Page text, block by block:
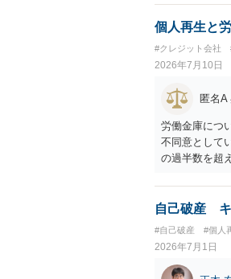
個人再生と
#クレジット会社
2026年7月10日
匿名A
労働金庫につ
不同意として
の過半数を超
す。個人再生
自己破産 キ
#自己破産 #個人
2026年7月1日